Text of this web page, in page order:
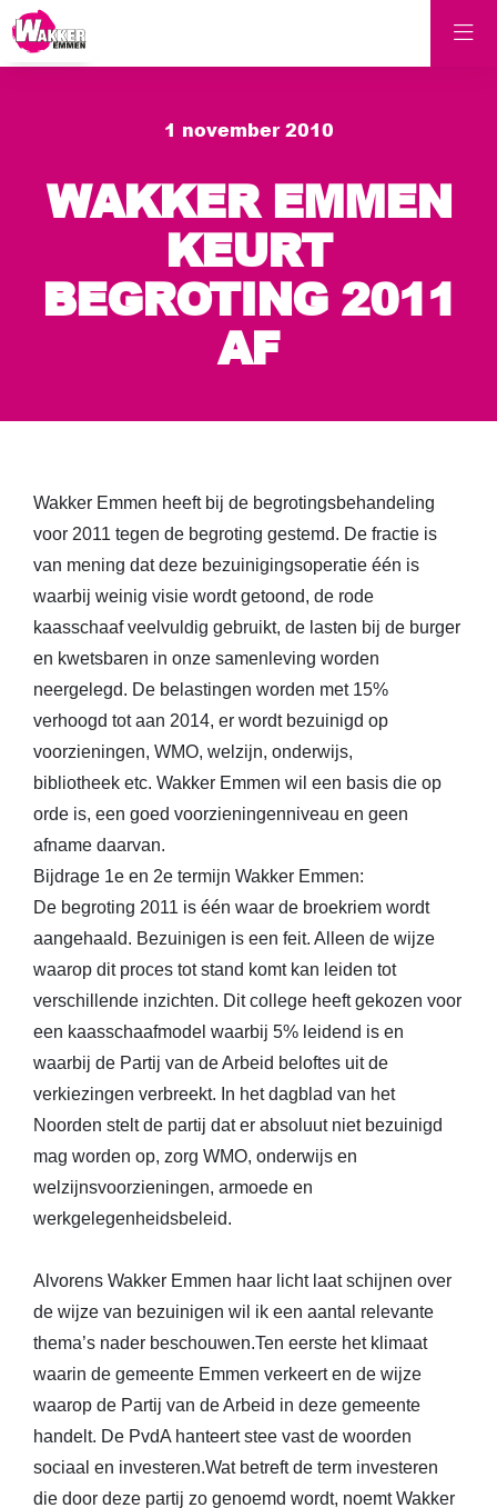
1 november 2010
WAKKER EMMEN
KEURT
BEGROTING 2011
AF
Wakker Emmen heeft bij de begrotingsbehandeling
voor 2011 tegen de begroting gestemd. De fractie is
van mening dat deze bezuinigingsoperatie één is
waarbij weinig visie wordt getoond, de rode
kaasschaaf veelvuldig gebruikt, de lasten bij de burger
en kwetsbaren in onze samenleving worden
neergelegd. De belastingen worden met 15%
verhoogd tot aan 2014, er wordt bezuinigd op
voorzieningen, WMO, welzijn, onderwijs,
bibliotheek etc. Wakker Emmen wil een basis die op
orde is, een goed voorzieningenniveau en geen
afname daarvan.
Bijdrage 1e en 2e termijn Wakker Emmen:
De begroting 2011 is één waar de broekriem wordt
aangehaald. Bezuinigen is een feit. Alleen de wijze
waarop dit proces tot stand komt kan leiden tot
verschillende inzichten. Dit college heeft gekozen voor
een kaasschaafmodel waarbij 5% leidend is en
waarbij de Partij van de Arbeid beloftes uit de
verkiezingen verbreekt. In het dagblad van het
Noorden stelt de partij dat er absoluut niet bezuinigd
mag worden op, zorg WMO, onderwijs en
welzijnsvoorzieningen, armoede en
werkgelegenheidsbeleid.
Alvorens Wakker Emmen haar licht laat schijnen over
de wijze van bezuinigen wil ik een aantal relevante
thema’s nader beschouwen.Ten eerste het klimaat
waarin de gemeente Emmen verkeert en de wijze
waarop de Partij van de Arbeid in deze gemeente
handelt. De PvdA hanteert stee vast de woorden
sociaal en investeren.Wat betreft de term investeren
die door deze partij zo genoemd wordt, noemt Wakker